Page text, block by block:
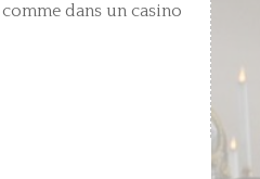
dans un casino